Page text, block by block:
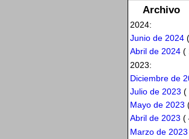
Archivo
2024:
Junio de 2024(
Abril de 2024(
2023:
Diciembre de
Julio de 2023 (
Mayo de 2023
Abril de 2023 (
Marzo de 2023